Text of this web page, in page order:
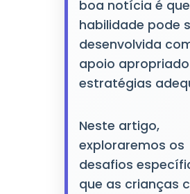
boa notícia é
habilidade pode
desenvolvida
apoio
estratégias
Neste artigo,
exploraremos os
desafios
que as crianças